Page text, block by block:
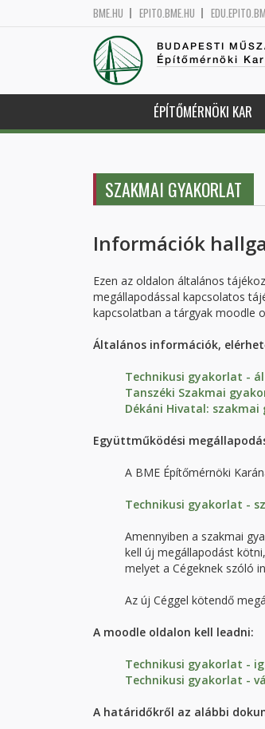
BME.HU EPITO.BME.HU
BUDAPESTI
Építőmérnöki
ÉPÍTŐMÉRNÖKI KAR
SZAKMAI GYAKORLAT
Információk
Ezen az oldalon általános
megállapodással kapcsolatos
kapcsolatban a tárgyak moodle
Általános információk,
Technikusi gyakorlat -
Tanszéki Szakmai
Dékáni Hivatal:
Együttműködési
A BME Építőmérnöki
Technikusi gyakorlat -
Amennyiben a szakmai
kell új megállapodást
melyet a Cégeknek szóló
Az új Céggel kötendő
A moodle oldalon kell leadni:
Technikusi gyakorlat -
Technikusi gyakorlat -
A határidőkről az alábbi